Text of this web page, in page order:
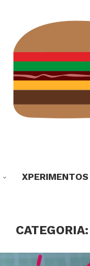
XPERIMENTOS
CATEGORIA: